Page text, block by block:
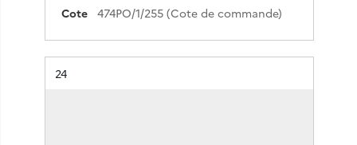
Cote 474PO/1/255 (Cote de commande)
Résultat n°
24